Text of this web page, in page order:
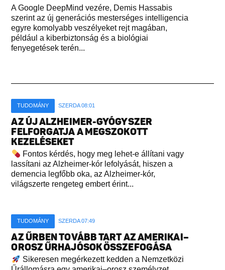
A Google DeepMind vezére, Demis Hassabis
szerint az új generációs mesterséges intelligencia
egyre komolyabb veszélyeket rejt magában,
például a kiberbiztonság és a biológiai
fenyegetések terén...
TUDOMÁNY SZERDA 08:01
AZ ÚJ ALZHEIMER-GYÓGYSZER
FELFORGATJA A MEGSZOKOTT
KEZELÉSEKET
Fontos kérdés, hogy meg lehet-e állítani vagy
lassítani az Alzheimer-kór lefolyását, hiszen a
demencia legfőbb oka, az Alzheimer-kór,
világszerte rengeteg embert érint...
TUDOMÁNY SZERDA 07:49
AZ ŰRBEN TOVÁBB TART AZ AMERIKAI–
OROSZ ŰRHAJÓSOK ÖSSZEFOGÁSA
Sikeresen megérkezett kedden a Nemzetközi